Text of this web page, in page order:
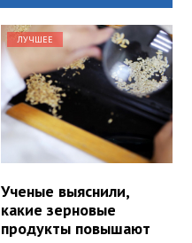
ЛУЧШЕЕ
Ученые выяснили,
какие зерновые
продукты повышают